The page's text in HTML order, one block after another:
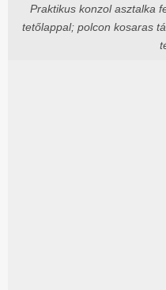
Praktikus konzol asztalka
tetőlappal; polcon kosaras